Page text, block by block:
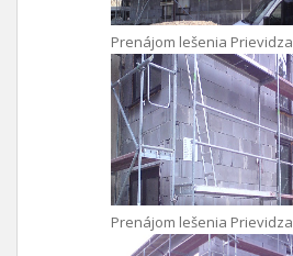
Prenájom lešenia Prievidza
Prenájom lešenia Prievidza